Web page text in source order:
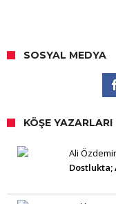
SOSYAL MEDYA
KÖŞE YAZARLARI
Ali Özdemir
Dostlukta;